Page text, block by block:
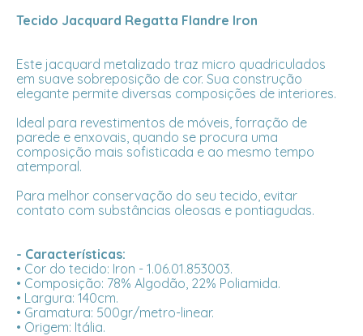
Tecido Jacquard Regatta Flandre Iron
Este jacquard metalizado traz micro quadriculados
em suave sobreposição de cor. Sua construção
elegante permite diversas composições de interiores.
Ideal para revestimentos de móveis, forração de
parede e enxovais, quando se procura uma
composição mais sofisticada e ao mesmo tempo
atemporal.
Para melhor conservação do seu tecido, evitar
contato com substâncias oleosas e pontiagudas.
- Características:
• Cor do tecido: Iron - 1.06.01.853003.
• Composição: 78% Algodão, 22% Poliamida.
• Largura: 140cm.
• Gramatura: 500gr/metro-linear.
• Origem: Itália.